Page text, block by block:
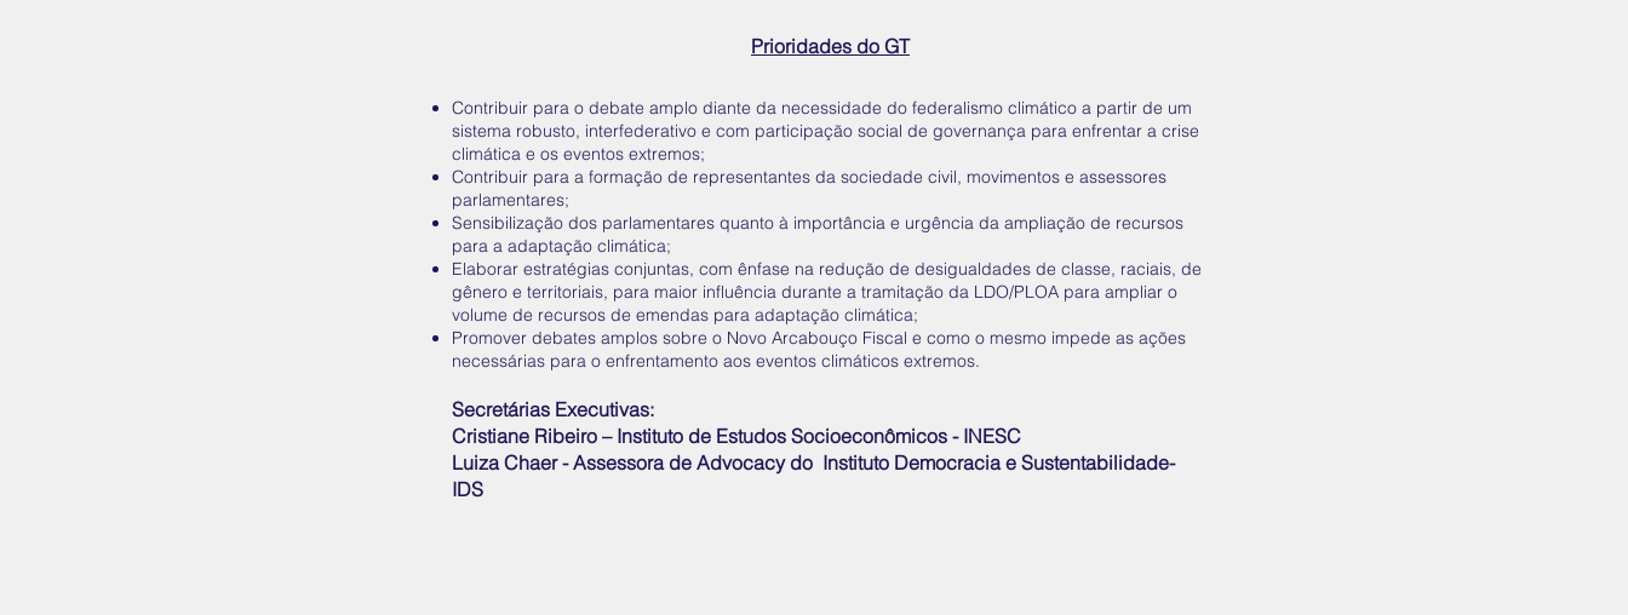
Prioridades do GT
Contribuir para o debate amplo diante da necessidade do federalismo climático a partir de um
sistema robusto, interfederativo e com participação social de governança para enfrentar a crise
climática e os eventos extremos;
Contribuir para a formação de representantes da sociedade civil, movimentos e assessores
parlamentares;
Sensibilização dos parlamentares quanto à importância e urgência da ampliação de recursos
para a adaptação climática;
Elaborar estratégias conjuntas, com ênfase na redução de desigualdades de classe, raciais, de
gênero e territoriais, para maior influência durante a tramitação da LDO/PLOA para ampliar o
volume de recursos de emendas para adaptação climática;
Promover debates amplos sobre o Novo Arcabouço Fiscal e como o mesmo impede as ações
necessárias para o enfrentamento aos eventos climáticos extremos.
Secretárias Executivas:
Cristiane Ribeiro – Instituto de Estudos Socioeconômicos - INESC
Luiza Chaer - Assessora de Advocacy do Instituto Democracia e Sustentabilidade-
IDS